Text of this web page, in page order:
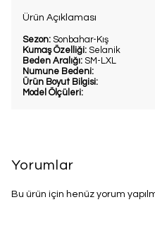
Ürün Açıklaması
Sezon: Sonbahar-Kış
Kumaş Özelliği: Selanik
Beden Aralığı: SM-LXL
Numune Bedeni:
Ürün Boyut Bilgisi:
Model Ölçüleri:
Yorumlar
Bu ürün için henüz yorum